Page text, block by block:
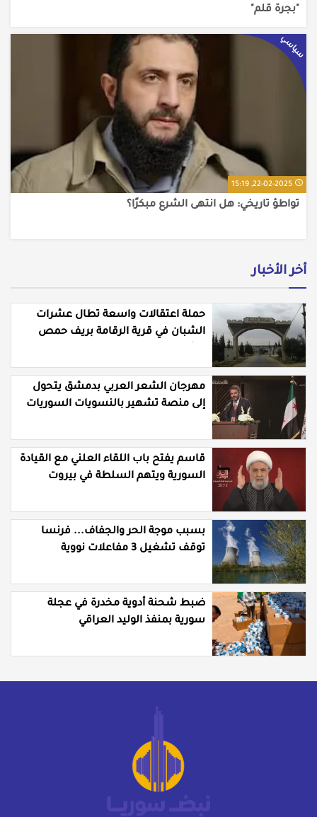
"بجرة قلم"
سياسي
22-02-2025, 15:19
أخر الأخبار
حملة اعتقالات واسعة تطال عشرات
الشبان في قرية الرقامة بريف حمص
مهرجان الشعر العربي بدمشق يتحول
إلى منصة تشهير بالنسويات السوريات
قاسم يفتح باب اللقاء العلني مع القيادة
السورية ويتهم السلطة في بيروت
بسبب موجة الحر والجفاف... فرنسا
توقف تشغيل 3 مفاعلات نووية
ضبط شحنة أدوية مخدرة في عجلة
سورية بمنفذ الوليد العراقي